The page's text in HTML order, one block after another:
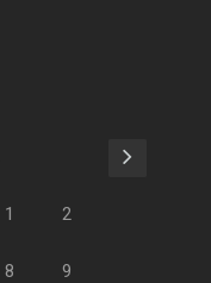
1 2
8 9